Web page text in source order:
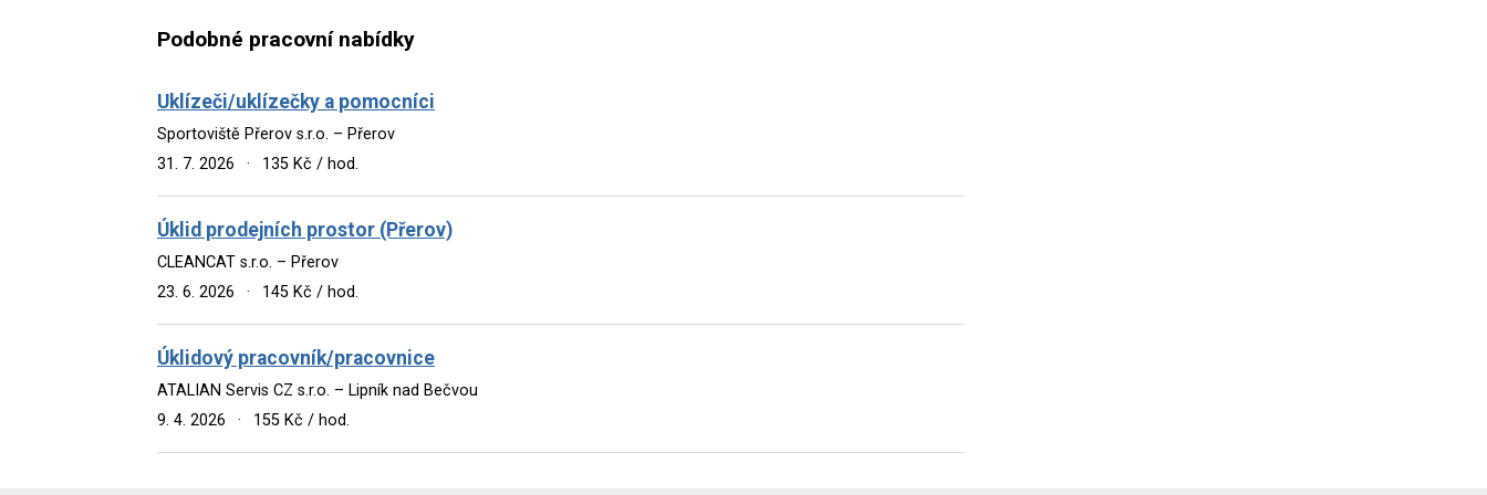
Podobné pracovní nabídky
Uklízeči/uklízečky a pomocníci
Sportoviště Přerov s.r.o. – Přerov
31. 7. 2026
· 135 Kč / hod.
Úklid prodejních prostor (Přerov)
CLEANCAT s.r.o. – Přerov
23. 6. 2026
· 145 Kč / hod.
Úklidový pracovník/pracovnice
ATALIAN Servis CZ s.r.o. – Lipník nad Bečvou
9. 4. 2026
· 155 Kč / hod.